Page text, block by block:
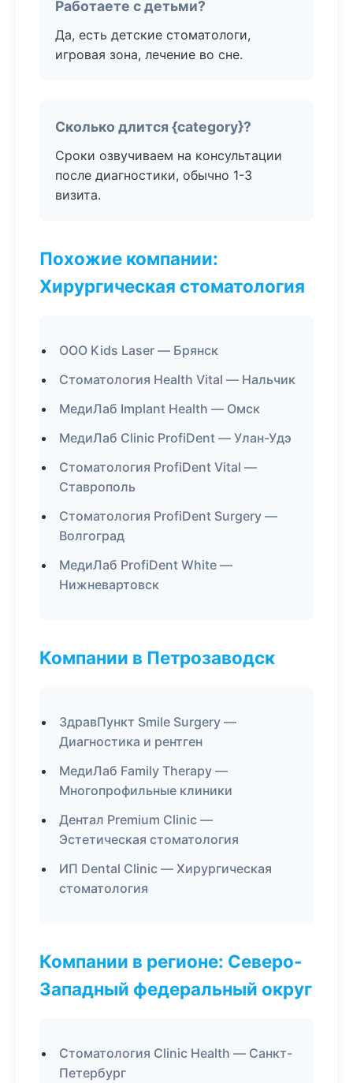
Работаете с детьми?
Да, есть детские стоматологи,
игровая зона, лечение во сне.
Сколько длится {category}?
Сроки озвучиваем на консультации
после диагностики, обычно 1-3
визита.
Похожие компании:
Хирургическая стоматология
ООО Kids Laser — Брянск
Стоматология Health Vital — Нальчик
МедиЛаб Implant Health — Омск
МедиЛаб Clinic ProfiDent — Улан-Удэ
Стоматология ProfiDent Vital —
Ставрополь
Стоматология ProfiDent Surgery —
Волгоград
МедиЛаб ProfiDent White —
Нижневартовск
Компании в Петрозаводск
ЗдравПункт Smile Surgery —
Диагностика и рентген
МедиЛаб Family Therapy —
Многопрофильные клиники
Дентал Premium Clinic —
Эстетическая стоматология
ИП Dental Clinic — Хирургическая
стоматология
Компании в регионе: Северо-
Западный федеральный округ
Стоматология Clinic Health — Санкт-
Петербург